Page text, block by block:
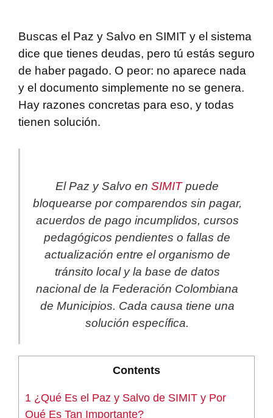
Buscas el Paz y Salvo en SIMIT y el sistema
dice que tienes deudas, pero tú estás seguro
de haber pagado. O peor: no aparece nada
y el documento simplemente no se genera.
Hay razones concretas para eso, y todas
tienen solución.
El Paz y Salvo en SIMITpuede
bloquearse por comparendos sin pagar,
acuerdos de pago incumplidos, cursos
pedagógicos pendientes o fallas de
actualización entre el organismo de
tránsito local y la base de datos
nacional de la Federación Colombiana
de Municipios. Cada causa tiene una
solución específica.
Contents
1 ¿Qué Es el Paz y Salvo de SIMIT y Por
Qué Es Tan Importante?